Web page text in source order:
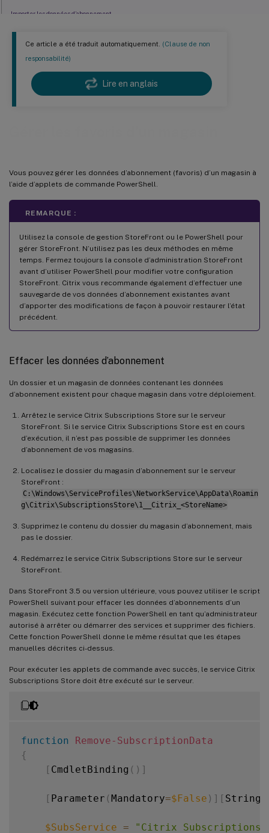
Ce article a été traduit automatiquement. (Clause de non
responsabilité)
Lire en anglais
Vous pouvez gérer les données d’abonnement (favoris) d’un magasin à
l’aide d’applets de commande PowerShell.
REMARQUE :
Utilisez la console de gestion StoreFront ou le PowerShell pour
gérer StoreFront. N’utilisez pas les deux méthodes en même
temps. Fermez toujours la console d’administration StoreFront
avant d’utiliser PowerShell pour modifier votre configuration
StoreFront. Citrix vous recommande également d’effectuer une
sauvegarde de vos données d’abonnement existantes avant
d’apporter des modifications de façon à pouvoir restaurer l’état
précédent.
Effacer les données d’abonnement
Un dossier et un magasin de données contenant les données
d’abonnement existent pour chaque magasin dans votre déploiement.
Arrêtez le service Citrix Subscriptions Store sur le serveur
StoreFront. Si le service Citrix Subscriptions Store est en cours
d’exécution, il n’est pas possible de supprimer les données
d’abonnement de vos magasins.
Localisez le dossier du magasin d’abonnement sur le serveur
StoreFront :
C:\Windows\ServiceProfiles\NetworkService\AppData\Roamin
g\Citrix\SubscriptionsStore\1__Citrix_<StoreName>
Supprimez le contenu du dossier du magasin d’abonnement, mais
pas le dossier.
Redémarrez le service Citrix Subscriptions Store sur le serveur
StoreFront.
Dans StoreFront 3.5 ou version ultérieure, vous pouvez utiliser le script
PowerShell suivant pour effacer les données d’abonnements d’un
magasin. Exécutez cette fonction PowerShell en tant qu’administrateur
autorisé à arrêter ou démarrer des services et supprimer des fichiers.
Cette fonction PowerShell donne le même résultat que les étapes
manuelles décrites ci-dessus.
Pour exécuter les applets de commande avec succès, le service Citrix
Subscriptions Store doit être exécuté sur le serveur.
function
Remove-SubscriptionData
{
[ CmdletBinding ( ) ]
[ Parameter (Mandatory=$False ) ] [ String
$SubsService = "Citrix Subscriptions
Importer les données d’abonnement
Détails du fichier de données de l’abonnement
Afficher les compteurs d’abonnements à l’aide de PowerShell